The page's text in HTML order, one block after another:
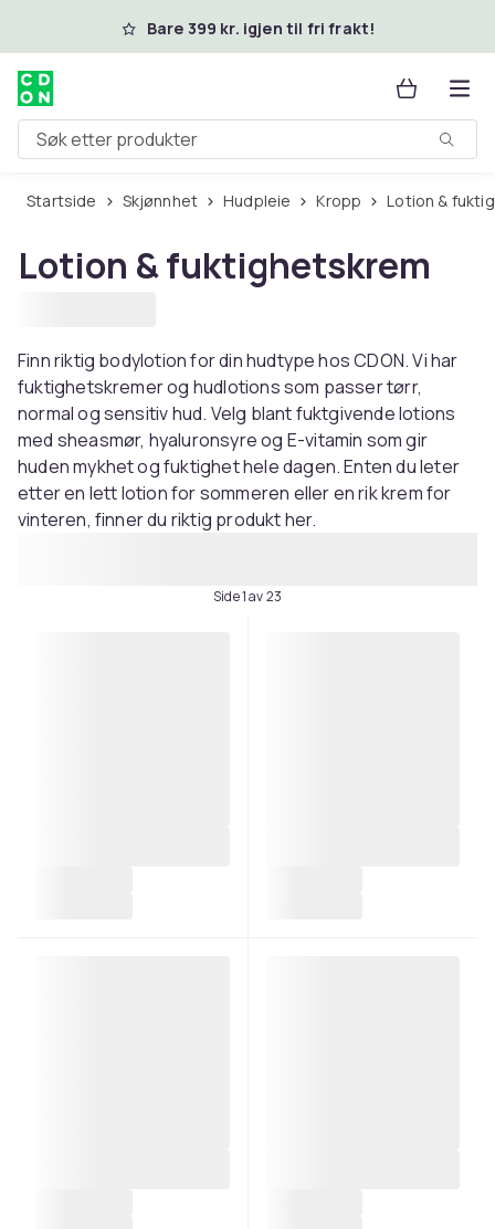
Hopp til hovedinnholdBare 399 kr. igjen til fri frakt!
Søk etter produkter
Startside Skjønnhet Hudpleie Kropp Lotion &
Lotion & fuktighetskrem
Finn riktig bodylotion for din hudtype hos CDON. Vi har
fuktighetskremer og hudlotions som passer tørr,
normal og sensitiv hud. Velg blant fuktgivende lotions
med sheasmør, hyaluronsyre og E-vitamin som gir
huden mykhet og fuktighet hele dagen. Enten du leter
etter en lett lotion for sommeren eller en rik krem for
vinteren, finner du riktig produkt her.
Side 1 av 23